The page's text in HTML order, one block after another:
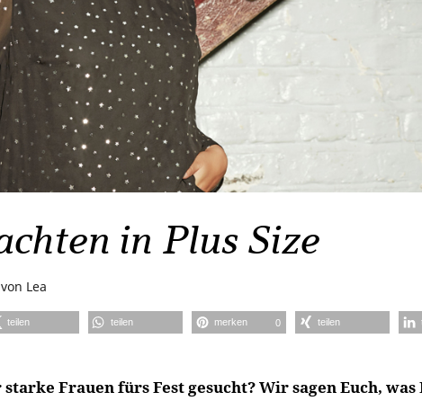
in Plus Size
von Lea
teilen teilen merken 0 teilen
Frauen fürs Fest gesucht? Wir sagen Euch,